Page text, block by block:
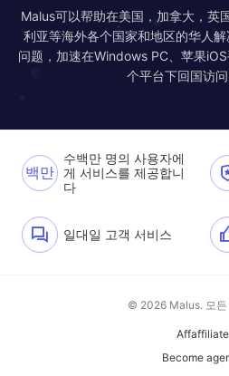
Malus可以帮助在美国，加拿大，英
利亚等海外各个国家和地区的华人
问题，加速在Windows PC、苹果
个平台下回国访问
백만
수백만 명의 사용자에
게 서비스를 제공합니
다
일대일 고객 서비스
© 2026 Malus. 모든
Affaffiliate
Become